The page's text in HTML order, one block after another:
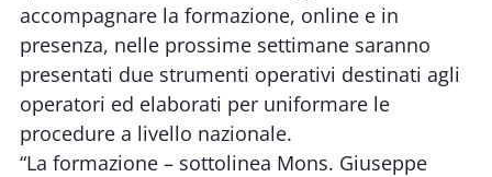
accompagnare la formazione, online e in
presenza, nelle prossime settimane saranno
presentati due strumenti operativi destinati agli
operatori ed elaborati per uniformare le
procedure a livello nazionale.
“La formazione – sottolinea Mons. Giuseppe